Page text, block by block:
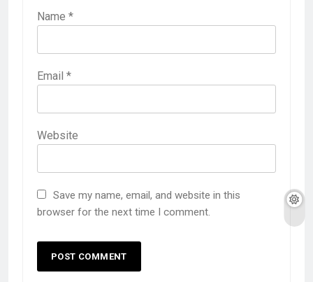
Name *
Email *
Website
Save my name, email, and website in this
browser for the next time I comment.